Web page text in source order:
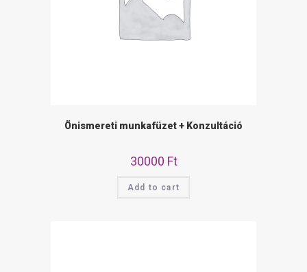
Önismereti munkafüzet + Konzultáció
30000 Ft
Add to cart